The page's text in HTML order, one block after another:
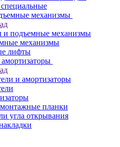
механизмы
подъемные механизмы
механизмы
лифты
и амортизаторы
планки
угла открывания